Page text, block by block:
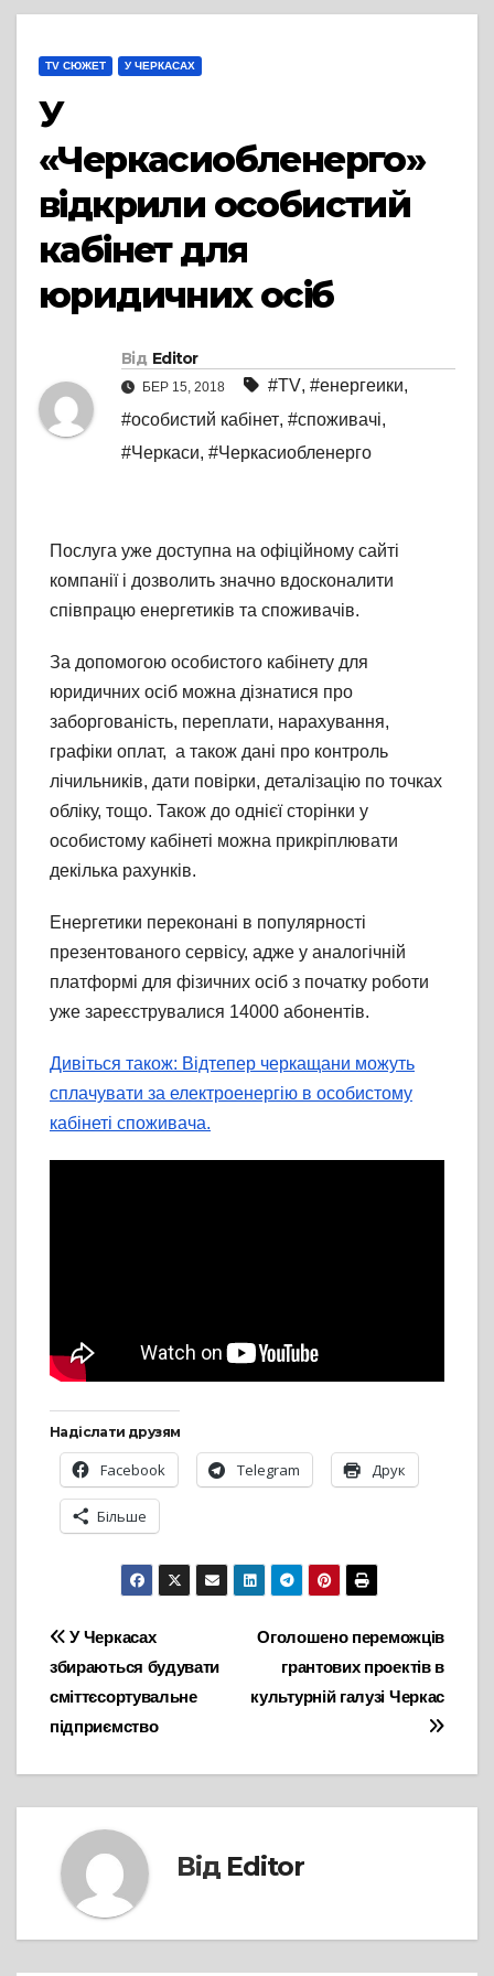
TV СЮЖЕТ У ЧЕРКАСАХ
У
«Черкасиобленерго»
відкрили особистий
кабінет для
юридичних осіб
Від Editor
БЕР 15, 2018 #TV, #енергеики,
#особистий кабінет, #споживачі,
#Черкаси, #Черкасиобленерго
Послуга уже доступна на офіційному сайті
компанії і дозволить значно вдосконалити
співпрацю енергетиків та споживачів.
За допомогою особистого кабінету для
юридичних осіб можна дізнатися про
заборгованість, переплати, нарахування,
графіки оплат, а також дані про контроль
лічильників, дати повірки, деталізацію по точках
обліку, тощо. Також до однієї сторінки у
особистому кабінеті можна прикріплювати
декілька рахунків.
Енергетики переконані в популярності
презентованого сервісу, адже у аналогічній
платформі для фізичних осіб з початку роботи
уже зареєструвалися 14000 абонентів.
Дивіться також: Відтепер черкащани можуть
сплачувати за електроенергію в особистому
кабінеті споживача.
Надіслати друзям
Facebook Telegram Друк
Більше
Навігація
записів
Оголошено переможців
грантових проектів в
культурній галузі Черкас
У Черкасах
збираються будувати
сміттєсортувальне
підприємство
Від Editor